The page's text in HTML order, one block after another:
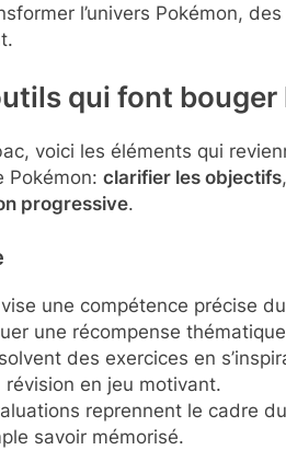
l’univers Pokémon,
qui font bouger
voici les éléments qui
Pokémon: clarifier les objectifs,
progressive.
une compétence précise
une récompense
des exercices en
en jeu motivant.
reprennent le cadre
savoir mémorisé.